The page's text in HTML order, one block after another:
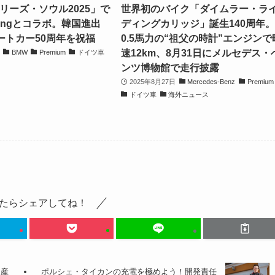
ーズ・ソウル2025」で
とコラボ。韓国進出
トカー50周年を祝福
BMW Premium ドイツ車
世界初のバイク「ダイムラー・ラ
ディングカリッジ」誕生140周年。
0.5馬力の“祖父の時計”エンジンで
速12km、8月31日にメルセデス・
ンツ博物館で走行披露
2025年8月27日 Mercedes-Benz
Premium
ドイツ車
海外ニュース
らシェアしてね！
ポルシェ・タイカンの充電を極めよう！開発責任